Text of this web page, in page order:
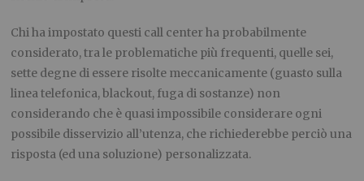
Chi ha impostato questi call center ha probabilmente
considerato, tra le problematiche più frequenti, quelle sei,
sette degne di essere risolte meccanicamente (guasto sulla
linea telefonica, blackout, fuga di sostanze) non
considerando che è quasi impossibile considerare ogni
possibile disservizio all’utenza, che richiederebbe perciò una
risposta (ed una soluzione) personalizzata.